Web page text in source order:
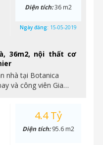
36m2, nội thất cơ
nhà tại Botanica
và công viên Gia…
Diện tích:36 m2
Ngày đăng: 15-05-2019
4.4 Tỷ
Diện tích:95.6 m2